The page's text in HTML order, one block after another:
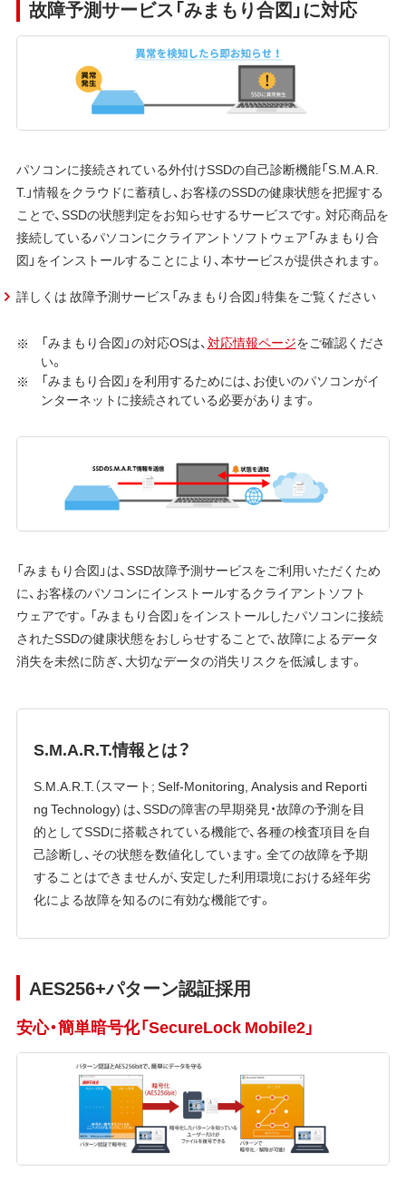
故障予測サービス「みまもり合図」に対応
パソコンに接続されている外付けSSDの自己診断機能「S.M.A.R.
T.」情報をクラウドに蓄積し、お客様のSSDの健康状態を把握する
ことで、SSDの状態判定をお知らせするサービスです。対応商品を
接続しているパソコンにクライアントソフトウェア「みまもり合
図」をインストールすることにより、本サービスが提供されます。
詳しくは 故障予測サービス「みまもり合図」特集をご覧ください
「みまもり合図」の対応OSは、対応情報ページをご確認くださ
い。
「みまもり合図」を利用するためには、お使いのパソコンがイ
ンターネットに接続されている必要があります。
「みまもり合図」は、SSD故障予測サービスをご利用いただくため
に、お客様のパソコンにインストールするクライアントソフト
ウェアです。「みまもり合図」をインストールしたパソコンに接続
されたSSDの健康状態をおしらせすることで、故障によるデータ
消失を未然に防ぎ、大切なデータの消失リスクを低減します。
S.M.A.R.T.情報とは？
S.M.A.R.T.（スマート; Self-Monitoring, Analysis and Reporti
ng Technology) は、SSDの障害の早期発見・故障の予測を目
的としてSSDに搭載されている機能で、各種の検査項目を自
己診断し、その状態を数値化しています。全ての故障を予期
することはできませんが、安定した利用環境における経年劣
化による故障を知るのに有効な機能です。
AES256+パターン認証採用
安心・簡単暗号化「SecureLock Mobile2」